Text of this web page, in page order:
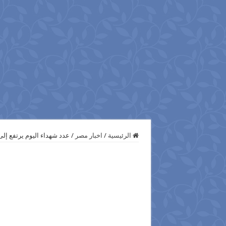
الرئيسية / اخبار مصر / عدد شهداء اليوم يرتفع إلى 17